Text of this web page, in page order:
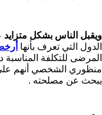
ويقبل الناس بشكل متزايد
الدول التي تعرف بأنها
المرضى للتكلفة
منظوري الشخصي أنهم
يبحث عن مصلحته .